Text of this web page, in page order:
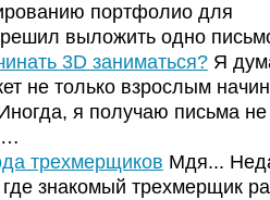
портфолио для
выложить одно
3D заниматься?Я
не только взрослым
я получаю письма не
трехмерщиков Мдя...
знакомый трехмерщик